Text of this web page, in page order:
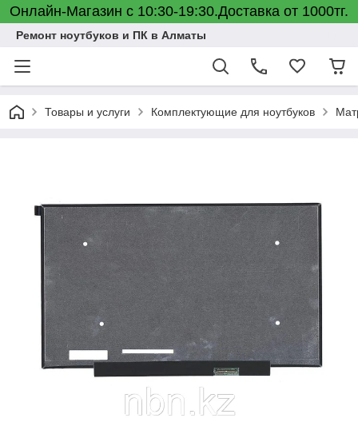
Онлайн-Магазин с 10:30-19:30.Доставка от 1000тг.
Ремонт ноутбуков и ПК в Алматы
Товары и услуги Комплектующие для ноутбуков